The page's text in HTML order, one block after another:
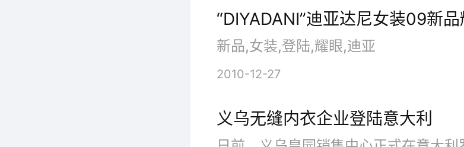
者届时可通过BH，以及此前的
AbelCine和Radiant Images获
“DIYADANI”迪亚达尼女装09新
新品,女装,登陆,耀眼,迪亚
2010-12-27
义乌无缝内衣企业登陆意大利